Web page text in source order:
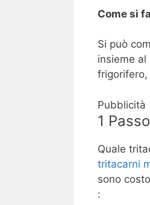
Come si
Si può
insieme al
frigorifero,
Pubblicità
1
Quale
tritacarni
sono
: